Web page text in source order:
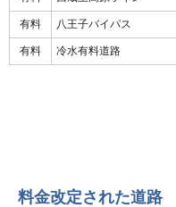
有料 八王子バイパス
有料 冷水有料道路
料金改定された道路